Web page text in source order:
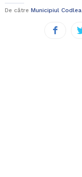
De către Municipiul Codlea